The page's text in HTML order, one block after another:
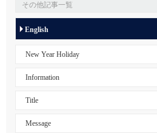
その他記事一覧
English
New Year Holiday
Information
Title
Message